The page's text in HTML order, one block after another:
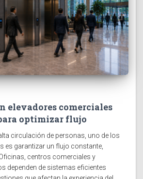
elevadores comerciales
optimizar flujo
circulación de personas, uno de los
es garantizar un flujo constante,
centros comerciales y
dependen de sistemas eficientes